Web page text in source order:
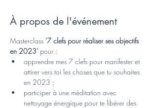
À propos de l'événement
Masterclass '7 clefs pour réaliser ses objectifs
en 2023' pour :
apprendre mes 7 clefs pour manifester et
attirer vers toi les choses que tu souhaites
en 2023 ;
participer à une méditation avec
nettoyage énergique pour te libérer des